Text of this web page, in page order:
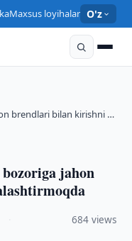
Maxsus loyihalar O'z
brendlari bilan kirishni …
jahon
684 views